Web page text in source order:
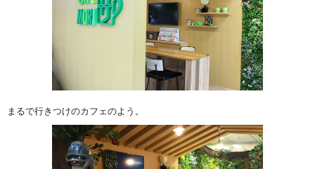
まるで行きつけのカフェのよう。